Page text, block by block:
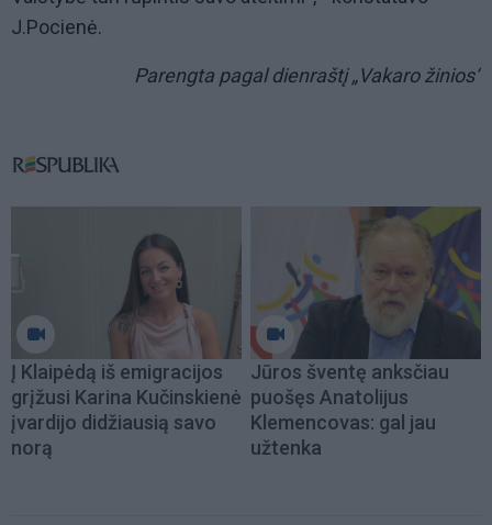
J.Pocienė.
Parengta pagal dienraštį „Vakaro žinios“
Į Klaipėdą iš emigracijos
grįžusi Karina Kučinskienė
įvardijo didžiausią savo
norą
Jūros šventę anksčiau
puošęs Anatolijus
Klemencovas: gal jau
užtenka